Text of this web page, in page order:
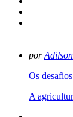
por
Os
A